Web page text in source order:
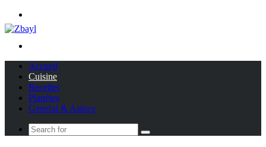
Accueil
Cuisine
Recettes
Planètes
General & Astuce
Search